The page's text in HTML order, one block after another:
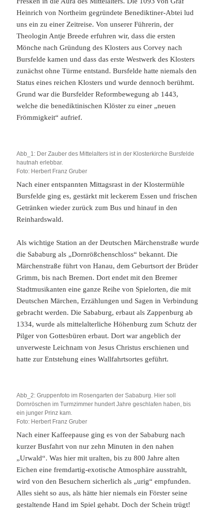
Heinrich von Northeim gegründete Benediktiner-Abtei lud
uns ein zu einer Zeitreise. Von unserer Führerin, der
Theologin Antje Breede erfuhren wir, dass die ersten
Mönche nach Gründung des Klosters aus Corvey nach
Bursfelde kamen und dass das erste Westwerk des Klosters
zunächst ohne Türme entstand. Bursfelde hatte niemals den
Status eines reichen Klosters und wurde dennoch berühmt.
Grund war die Bursfelder Reformbewegung ab 1443,
welche die benediktinischen Klöster zu einer „neuen
Frömmigkeit“ aufrief.
Abb_1: Der Zauber des Mittelalters ist in der Klosterkirche Bursfelde
hautnah erlebbar.
Foto: Herbert Franz Gruber
Nach einer entspannten Mittagsrast in der Klostermühle
Bursfelde ging es, gestärkt mit leckerem Essen und frischen
Getränken wieder zurück zum Bus und hinauf in den
Reinhardswald.
Als wichtige Station an der Deutschen Märchenstraße wurde
die Sababurg als „Dornrößchenschloss“ bekannt. Die
Märchenstraße führt von Hanau, dem Geburtsort der Brüder
Grimm, bis nach Bremen. Dort endet mit den Bremer
Stadtmusikanten eine ganze Reihe von Spielorten, die mit
Deutschen Märchen, Erzählungen und Sagen in Verbindung
gebracht werden. Die Sababurg, erbaut als Zappenburg ab
1334, wurde als mittelalterliche Höhenburg zum Schutz der
Pilger von Gottesbüren erbaut. Dort war angeblich der
unverweste Leichnam von Jesus Christus erschienen und
hatte zur Entstehung eines Wallfahrtsortes geführt.
Abb_2: Gruppenfoto im Rosengarten der Sababurg. Hier soll
Dornröschen im Turmzimmer hundert Jahre geschlafen haben, bis
ein junger Prinz kam.
Foto: Herbert Franz Gruber
Nach einer Kaffeepause ging es von der Sababurg nach
kurzer Busfahrt von nur zehn Minuten in den nahen
„Urwald“. Was hier mit uralten, bis zu 800 Jahre alten
Eichen eine fremdartig-exotische Atmosphäre ausstrahlt,
wird von den Besuchern sicherlich als „urig“ empfunden.
Alles sieht so aus, als hätte hier niemals ein Förster seine
gestaltende Hand im Spiel gehabt. Doch der Schein trügt!